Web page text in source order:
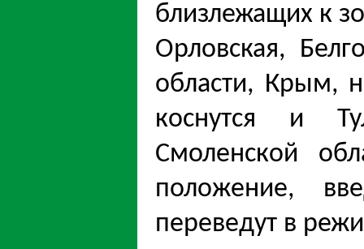
близлежащих к
Орловская,
области, Крым,
коснутся и
Смоленской
положение,
переведут в